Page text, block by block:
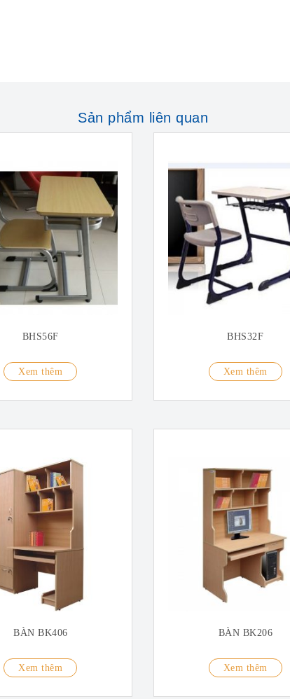
Sản phẩm liên quan
BHS56F
Xem thêm
BHS32F
Xem thêm
BÀN BK406
Xem thêm
BÀN BK206
Xem thêm